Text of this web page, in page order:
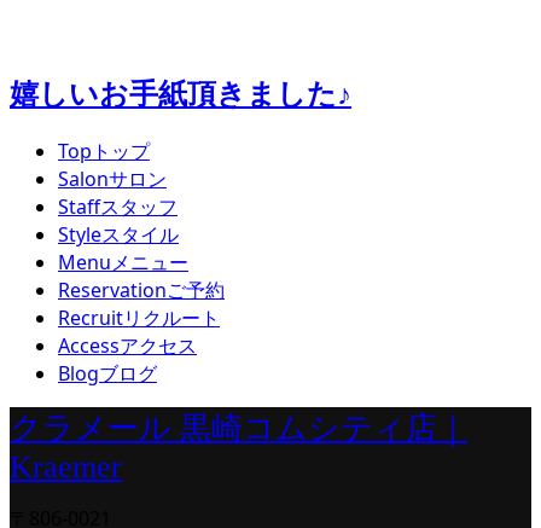
嬉しいお手紙頂きました♪
Top トップ
Salonサロン
Staffスタッフ
Styleスタイル
Menuメニュー
Reservationご予約
Recruitリクルート
Accessアクセス
Blogブログ
クラメール 黒崎コムシティ店｜
Kraemer